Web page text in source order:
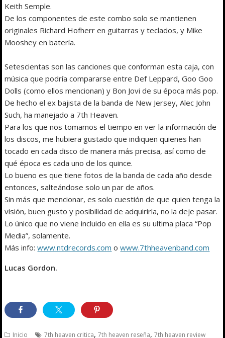
Keith Semple.
De los componentes de este combo solo se mantienen
originales Richard Hofherr en guitarras y teclados, y Mike
Mooshey en batería.
Setescientas son las canciones que conforman esta caja, con
música que podría compararse entre Def Leppard, Goo Goo
Dolls (como ellos mencionan) y Bon Jovi de su época más pop.
De hecho el ex bajista de la banda de New Jersey, Alec John
Such, ha manejado a 7th Heaven.
Para los que nos tomamos el tiempo en ver la información de
los discos, me hubiera gustado que indiquen quienes han
tocado en cada disco de manera más precisa, así como de
qué época es cada uno de los quince.
Lo bueno es que tiene fotos de la banda de cada año desde
entonces, salteándose solo un par de años.
Sin más que mencionar, es solo cuestión de que quien tenga la
visión, buen gusto y posibilidad de adquirirla, no la deje pasar.
Lo único que no viene incluido en ella es su ultima placa “Pop
Media”, solamente.
Más info:www.ntdrecords.com owww.7thheavenband.com
Lucas Gordon.
Inicio 7th heaven critica,7th heaven reseña,7th heaven review